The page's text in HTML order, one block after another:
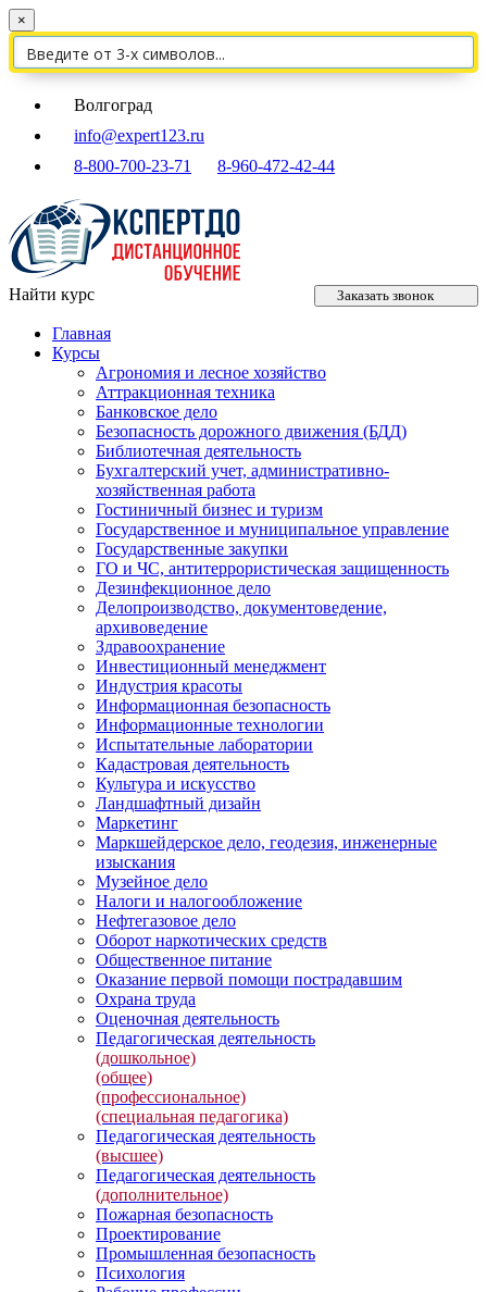
×
Волгоград
info@expert123.ru
8-800-700-23-71
8-960-472-42-44
Найти курс Заказать звонок
Главная
Курсы
Агрономия и лесное хозяйство
Аттракционная техника
Банковское дело
Безопасность дорожного движения (БДД)
Библиотечная деятельность
Бухгалтерский учет, административно-
хозяйственная работа
Гостиничный бизнес и туризм
Государственное и муниципальное управление
Государственные закупки
ГО и ЧС, антитеррористическая защищенность
Дезинфекционное дело
Делопроизводство, документоведение,
архивоведение
Здравоохранение
Инвестиционный менеджмент
Индустрия красоты
Информационная безопасность
Информационные технологии
Испытательные лаборатории
Кадастровая деятельность
Культура и искусство
Ландшафтный дизайн
Маркетинг
Маркшейдерское дело, геодезия, инженерные
изыскания
Музейное дело
Налоги и налогообложение
Нефтегазовое дело
Оборот наркотических средств
Общественное питание
Оказание первой помощи пострадавшим
Охрана труда
Оценочная деятельность
Педагогическая деятельность
(дошкольное)
(общее)
(профессиональное)
(специальная педагогика)
Педагогическая деятельность
(высшее)
Педагогическая деятельность
(дополнительное)
Пожарная безопасность
Проектирование
Промышленная безопасность
Психология